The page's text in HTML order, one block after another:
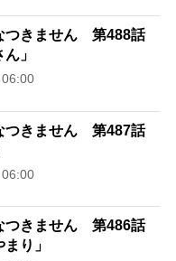
つきません 第488話
」
つきません 第487話
つきません 第486話
まり」